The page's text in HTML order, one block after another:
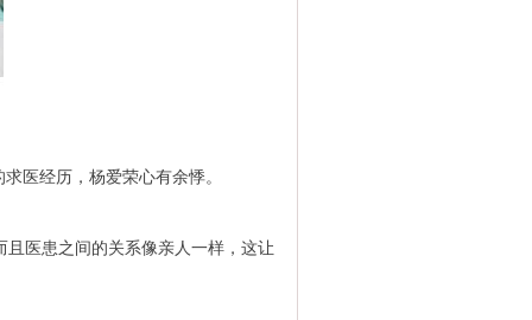
医经历，杨爱荣心有余悸。
医患之间的关系像亲人一样，这让